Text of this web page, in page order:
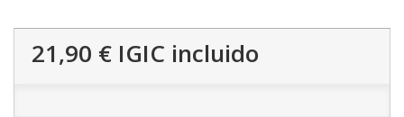
21,90 € IGIC incluido